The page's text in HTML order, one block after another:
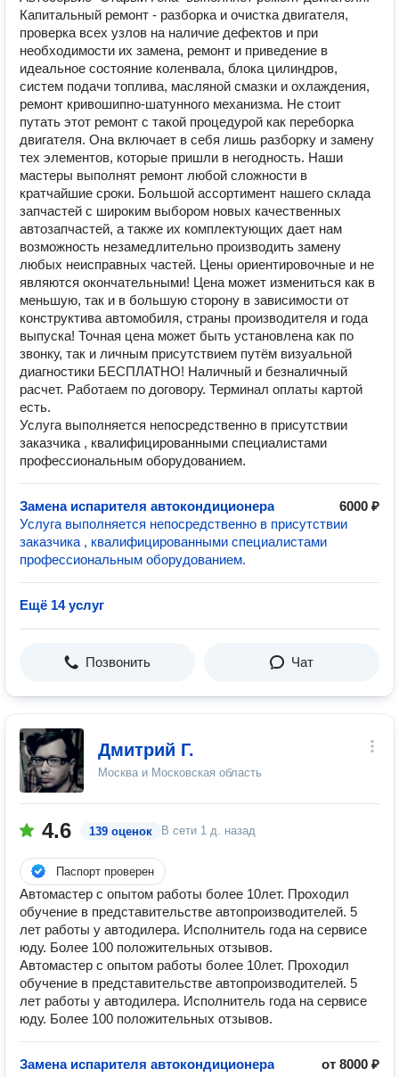
Капитальный ремонт - разборка и очистка двигателя,
проверка всех узлов на наличие дефектов и при
необходимости их замена, ремонт и приведение в
идеальное состояние коленвала, блока цилиндров,
систем подачи топлива, масляной смазки и охлаждения,
ремонт кривошипно-шатунного механизма. Не стоит
путать этот ремонт с такой процедурой как переборка
двигателя. Она включает в себя лишь разборку и замену
тех элементов, которые пришли в негодность. Наши
мастеры выполнят ремонт любой сложности в
кратчайшие сроки. Большой ассортимент нашего склада
запчастей с широким выбором новых качественных
автозапчастей, а также их комплектующих дает нам
возможность незамедлительно производить замену
любых неисправных частей. Цены ориентировочные и не
являются окончательными! Цена может измениться как в
меньшую, так и в большую сторону в зависимости от
конструктива автомобиля, страны производителя и года
выпуска! Точная цена может быть установлена как по
звонку, так и личным присутствием путём визуальной
диагностики БЕСПЛАТНО! Наличный и безналичный
расчет. Работаем по договору. Терминал оплаты картой
есть.
Услуга выполняется непосредственно в присутствии
заказчика , квалифицированными специалистами
профессиональным оборудованием.
Замена испарителя автокондиционера
6000 ₽
Услуга выполняется непосредственно в присутствии
заказчика , квалифицированными специалистами
профессиональным оборудованием.
Ещё 14 услуг
Позвонить Чат
Дмитрий Г.
Москва и Московская область
4.6 139 оценок В сети 1 д. назад
Паспорт проверен
Автомастер с опытом работы более 10лет. Проходил
обучение в представительстве автопроизводителей. 5
лет работы у автодилера. Исполнитель года на сервисе
юду. Более 100 положительных отзывов.
Автомастер с опытом работы более 10лет. Проходил
обучение в представительстве автопроизводителей. 5
лет работы у автодилера. Исполнитель года на сервисе
юду. Более 100 положительных отзывов.
Замена испарителя автокондиционера от 8000 ₽